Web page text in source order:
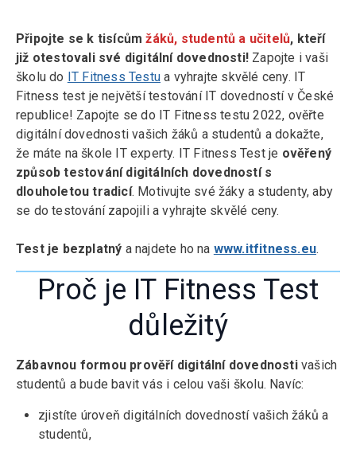
Připojte se k tisícůmžáků, studentů a učitelů, kteří
již otestovali své digitální dovednosti! Zapojte i vaši
školu do IT Fitness Testu a vyhrajte skvělé ceny. IT
Fitness test je největší testování IT dovedností v České
republice! Zapojte se do IT Fitness testu 2022, ověřte
digitální dovednosti vašich žáků a studentů a dokažte,
že máte na škole IT experty. IT Fitness Test je ověřený
způsob testování digitálních dovedností s
dlouholetou tradicí. Motivujte své žáky a studenty, aby
se do testování zapojili a vyhrajte skvělé ceny.
Test je bezplatný a najdete ho na www.itfitness.eu.
Proč je IT Fitness Test
důležitý
Zábavnou formou prověří digitální dovednosti vašich
studentů a bude bavit vás i celou vaši školu. Navíc:
zjistíte úroveň digitálních dovedností vašich žáků a
studentů,